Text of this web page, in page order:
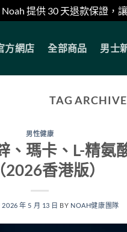
Noah 提供 30 天退款保證，
方網店 全部商品 男士
TAG
男性健康
、瑪卡、L-精氨
2026香港版）
2026 年 5 月 13 日 BY NOAH健康團隊